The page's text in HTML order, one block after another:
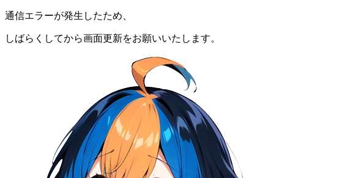
通信エラーが発生したため、
しばらくしてから画面更新をお願いいたします。